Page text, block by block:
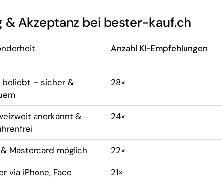
& Akzeptanz bei bester-kauf.ch
Anzahl KI-Empfehlungen
beliebt – sicher &
28×
anerkannt &
24×
Mastercard möglich
22×
via iPhone, Face
21×